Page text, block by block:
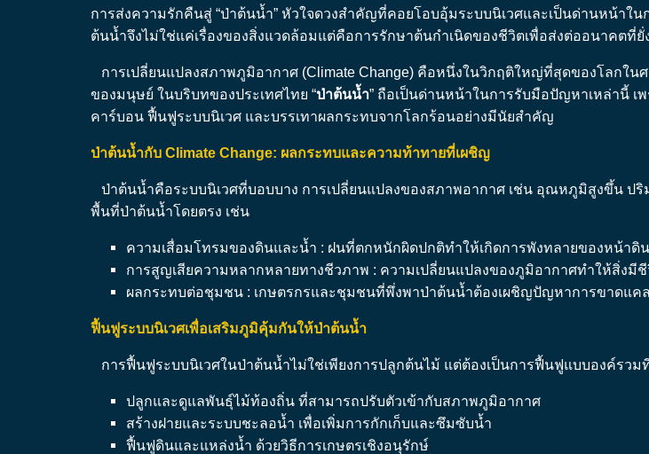
การส่งความรักคืนสู่ “ป่าต้นน้ำ” หัวใจดวงสำคัญที่คอยโอบอุ้มระบบนิเวศและเป็นด่านหน้าใ
ต้นน้ำจึงไม่ใช่แค่เรื่องของสิ่งแวดล้อมแต่คือการรักษาต้นกำเนิดของชีวิตเพื่อส่งต่ออนาคตที่
การเปลี่ยนแปลงสภาพภูมิอากาศ (Climate Change) คือหนึ่งในวิกฤติใหญ่ที่สุดของโลกใน
ของมนุษย์ ในบริบทของประเทศไทย “ป่าต้นน้ำ” ถือเป็นด่านหน้าในการรับมือปัญหาเหล่านี้ เ
คาร์บอน ฟื้นฟูระบบนิเวศ และบรรเทาผลกระทบจากโลกร้อนอย่างมีนัยสำคัญ
ป่าต้นน้ำกับ Climate Change: ผลกระทบและความท้าทายที่เผชิญ
ป่าต้นน้ำคือระบบนิเวศที่บอบบาง การเปลี่ยนแปลงของสภาพอากาศ เช่น อุณหภูมิสูงขึ้น ป
พื้นที่ป่าต้นน้ำโดยตรง เช่น
ความเสื่อมโทรมของดินและน้ำ : ฝนที่ตกหนักผิดปกติทำให้เกิดการพังทลายของหน้า
การสูญเสียความหลากหลายทางชีวภาพ : ความเปลี่ยนแปลงของภูมิอากาศทำให้สิ่งมี
ผลกระทบต่อชุมชน : เกษตรกรและชุมชนที่พึ่งพาป่าต้นน้ำต้องเผชิญปัญหาการขาดแค
ฟื้นฟูระบบนิเวศเพื่อเสริมภูมิคุ้มกันให้ป่าต้นน้ำ
การฟื้นฟูระบบนิเวศในป่าต้นน้ำไม่ใช่เพียงการปลูกต้นไม้ แต่ต้องเป็นการฟื้นฟูแบบองค์รวม
ปลูกและดูแลพันธุ์ไม้ท้องถิ่น ที่สามารถปรับตัวเข้ากับสภาพภูมิอากาศ
สร้างฝายและระบบชะลอน้ำ เพื่อเพิ่มการกักเก็บและซึมซับน้ำ
ฟื้นฟูดินและแหล่งน้ำ ด้วยวิธีการเกษตรเชิงอนุรักษ์